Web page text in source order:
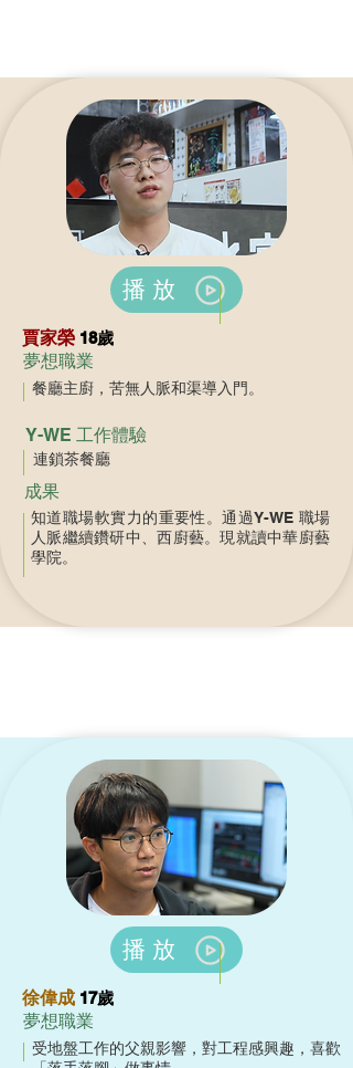
播放
賈家榮 18歲
夢想職業
餐廳主廚，苦無人脈和渠導入門。
Y-WE 工作體驗
連鎖茶餐廳
成果
知道職場軟實力的重要性。通過Y-WE 職場
人脈繼續鑽研中、西廚藝。現就讀中華廚藝
學院。
播放
徐偉成 17歲
夢想職業
受地盤工作的父親影響，對工程感興趣，喜歡